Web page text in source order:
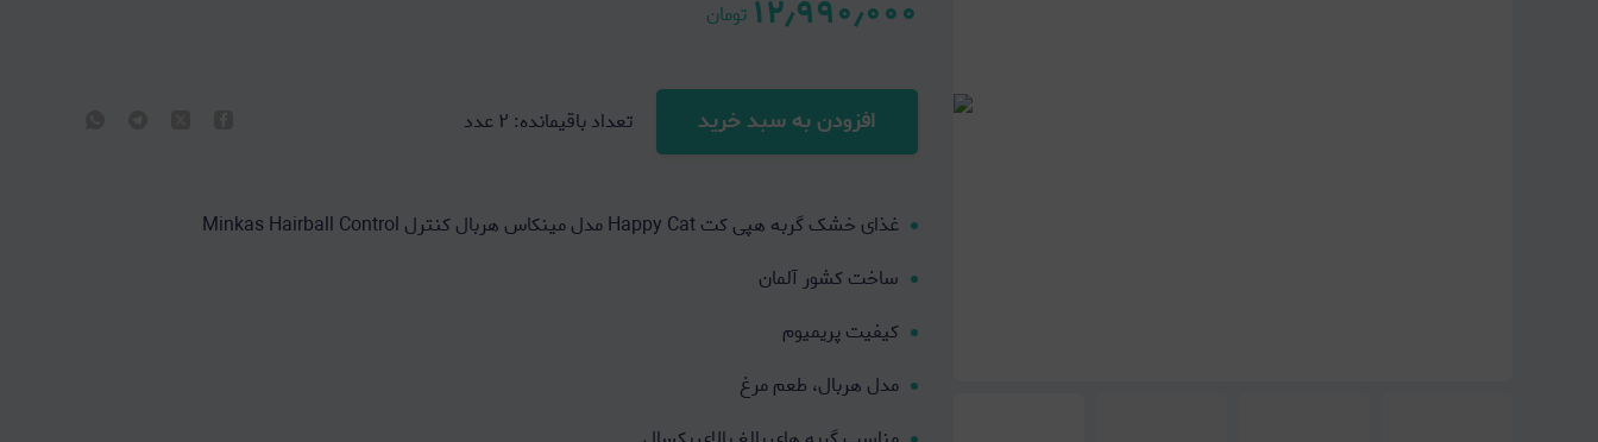
۱۲٫۹۹۰٫۰۰۰ تومان
افزودن به سبد خرید تعداد باقیمانده: ۲عدد
غذای خشک گربه هپی کت Happy Cat مدل مینکاس هربال کنترل Minkas Hairball Control
ساخت کشور آلمان
کیفیت پریمیوم
مدل هربال، طعم مرغ